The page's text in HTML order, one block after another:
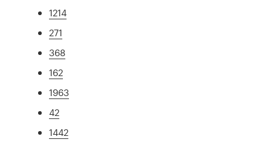
1214
271
368
162
1963
42
1442